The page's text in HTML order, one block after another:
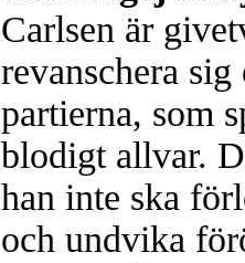
Schacksnack har inlett det
föredrar Fischer Random, där
som det har spelats sedan
förstnämnda alternativet har
alternativet har för- eller
förstå en mängd
nedan.
Carlsen är
revanschera
partierna, som
blodigt allvar.
han inte ska
och undvika